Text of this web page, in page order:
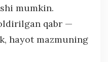
mumkin.
qabr —
hayot mazmuning